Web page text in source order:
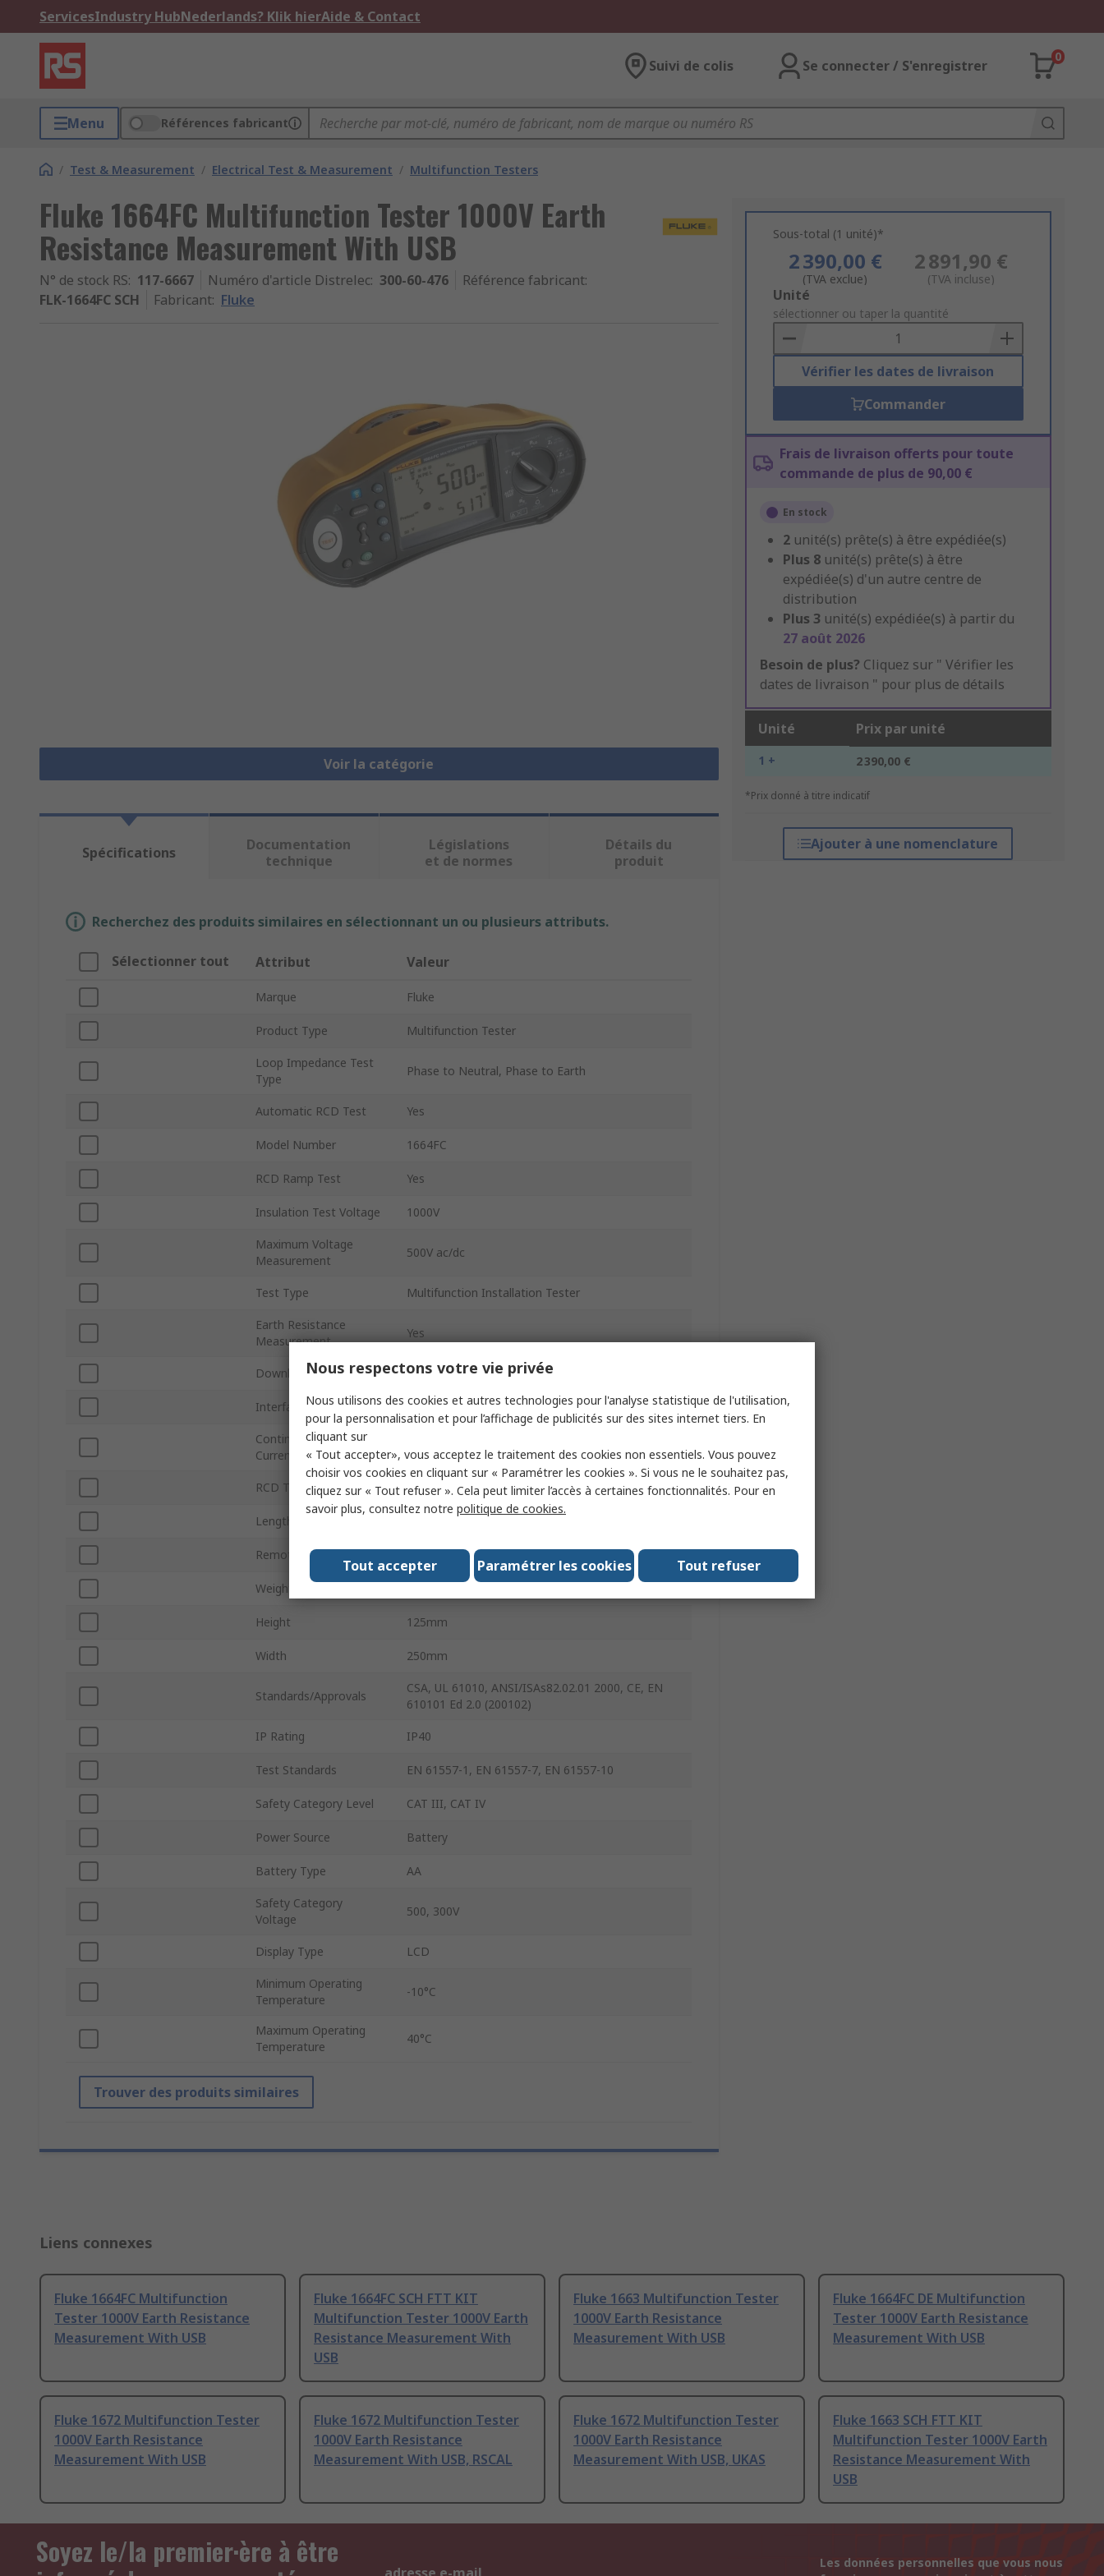
ServicesIndustry HubNederlands? Klik hierAide & Contact
Suivi de colis Se connecter / S'enregistrer
0
Menu Références fabricant
/ Test & Measurement / Electrical Test & Measurement / Multifunction Testers
Fluke 1664FC Multifunction Tester 1000V Earth
Resistance Measurement With USB
N° de stock RS: 117-6667 Numéro d'article Distrelec: 300-60-476 Référence fabricant:
FLK-1664FC SCH
Fabricant: Fluke
Voir la catégorie
Sous-total (1 unité)*
2 390,00 €
(TVA exclue)
2 891,90 €
(TVA incluse)
Add
to
Basket
Unité
sélectionner ou taper la quantité
Vérifier les dates de livraison
Commander
Frais de livraison offerts pour toute
commande de plus de 90,00 €
En stock
2 unité(s) prête(s) à être expédiée(s)
Plus 8 unité(s) prête(s) à être
expédiée(s) d'un autre centre de
distribution
Plus 3 unité(s) expédiée(s) à partir du
27 août 2026
Besoin de plus? Cliquez sur " Vérifier les
dates de livraison " pour plus de détails
Unité Prix par unité
1 + 2 390,00 €
*Prix donné à titre indicatif
Ajouter à une nomenclature
Spécifications
Documentation
technique
Législations
et de normes
Détails du
produit
Recherchez des produits similaires en sélectionnant un ou plusieurs attributs.
Sélectionner tout Attribut Valeur
Marque Fluke
Product Type Multifunction Tester
Loop Impedance Test
Type
Phase to Neutral, Phase to Earth
Automatic RCD Test Yes
Model Number 1664FC
RCD Ramp Test Yes
Insulation Test Voltage 1000V
Maximum Voltage
Measurement
500V ac/dc
Test Type Multifunction Installation Tester
Earth Resistance
Measurement
Yes
Downloadable Data Yes
Interface Type USB
Continuity Test
Current
RCD Test Type Type S, Type G, AC
Length
Remote Switch Mode
Weight
Height 125mm
Width 250mm
Standards/Approvals
CSA, UL 61010, ANSI/ISAs82.02.01 2000, CE, EN
610101 Ed 2.0 (200102)
IP Rating IP40
Test Standards EN 61557-1, EN 61557-7, EN 61557-10
Safety Category Level CAT III, CAT IV
Power Source Battery
Battery Type AA
Safety Category
Voltage
500, 300V
Display Type LCD
Minimum Operating
Temperature
-10°C
Maximum Operating
Temperature
40°C
Trouver des produits similaires
Liens connexes
Fluke 1664FC Multifunction
Tester 1000V Earth Resistance
Measurement With USB
Fluke 1664FC SCH FTT KIT
Multifunction Tester 1000V Earth
Resistance Measurement With
USB
Fluke 1663 Multifunction Tester
1000V Earth Resistance
Measurement With USB
Fluke 1664FC DE Multifunction
Tester 1000V Earth Resistance
Measurement With USB
Fluke 1672 Multifunction Tester
1000V Earth Resistance
Measurement With USB
Fluke 1672 Multifunction Tester
1000V Earth Resistance
Measurement With USB, RSCAL
Fluke 1672 Multifunction Tester
1000V Earth Resistance
Measurement With USB, UKAS
Fluke 1663 SCH FTT KIT
Multifunction Tester 1000V Earth
Resistance Measurement With
USB
Soyez le/la premier·ère à être
Les données personnelles que vous nous
Nous respectons votre vie privée
Nous utilisons des cookies et autres technologies pour l'analyse statistique de l'utilisation,
pour la personnalisation et pour l’affichage de publicités sur des sites internet tiers. En
cliquant sur
« Tout accepter», vous acceptez le traitement des cookies non essentiels. Vous pouvez
choisir vos cookies en cliquant sur « Paramétrer les cookies ». Si vous ne le souhaitez pas,
cliquez sur « Tout refuser ». Cela peut limiter l’accès à certaines fonctionnalités. Pour en
savoir plus, consultez notre politique de cookies.
Tout accepter Paramétrer les cookies Tout refuser